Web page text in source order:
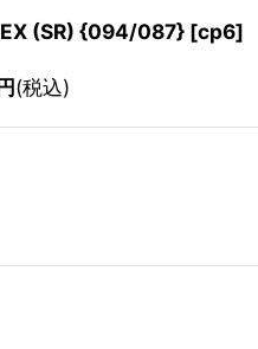
EX (SR) {094/087} [cp6]
(税込)